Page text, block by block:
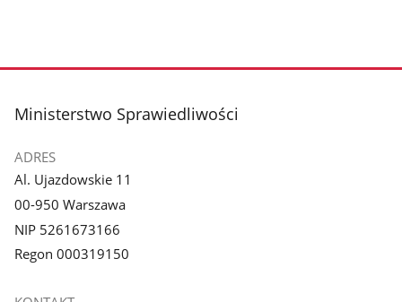
stopka
Ministerstwo Sprawiedliwości
ADRES
Al. Ujazdowskie 11
00-950 Warszawa
NIP 5261673166
Regon 000319150